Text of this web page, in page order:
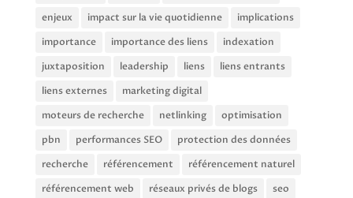
enjeux
impact sur la vie quotidienne
implications
importance
importance des liens
indexation
juxtaposition
leadership liens
liens entrants
liens externes
marketing digital
moteurs de recherche
netlinking
optimisation
pbn
performances SEO
protection des données
recherche
référencement
référencement naturel
référencement web
réseaux privés de blogs
seo